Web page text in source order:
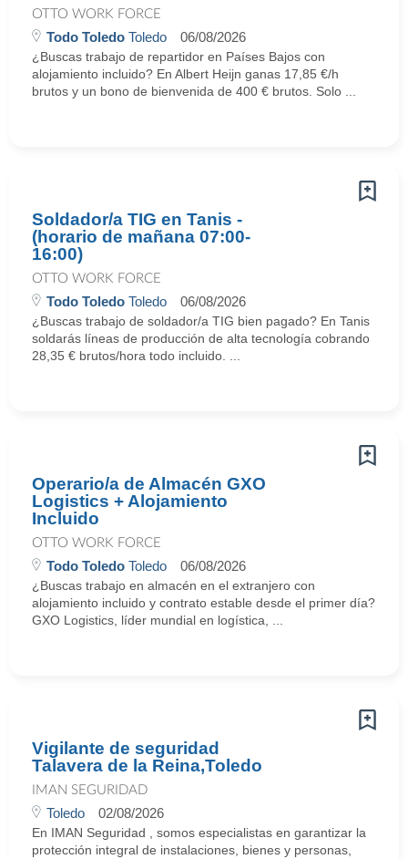
OTTO WORK FORCE
Todo Toledo Toledo 06/08/2026
¿Buscas trabajo de repartidor en Países Bajos con
alojamiento incluido? En Albert Heijn ganas 17,85 €/h
brutos y un bono de bienvenida de 400 € brutos. Solo ...
Soldador/a TIG en Tanis -
(horario de mañana 07:00-
16:00)
OTTO WORK FORCE
Todo Toledo Toledo 06/08/2026
¿Buscas trabajo de soldador/a TIG bien pagado? En Tanis
soldarás líneas de producción de alta tecnología cobrando
28,35 € brutos/hora todo incluido. ...
Operario/a de Almacén GXO
Logistics + Alojamiento
Incluido
OTTO WORK FORCE
Todo Toledo Toledo 06/08/2026
¿Buscas trabajo en almacén en el extranjero con
alojamiento incluido y contrato estable desde el primer día?
GXO Logistics, líder mundial en logística, ...
Vigilante de seguridad
Talavera de la Reina,Toledo
IMAN SEGURIDAD
Toledo 02/08/2026
En IMAN Seguridad , somos especialistas en garantizar la
protección integral de instalaciones, bienes y personas,